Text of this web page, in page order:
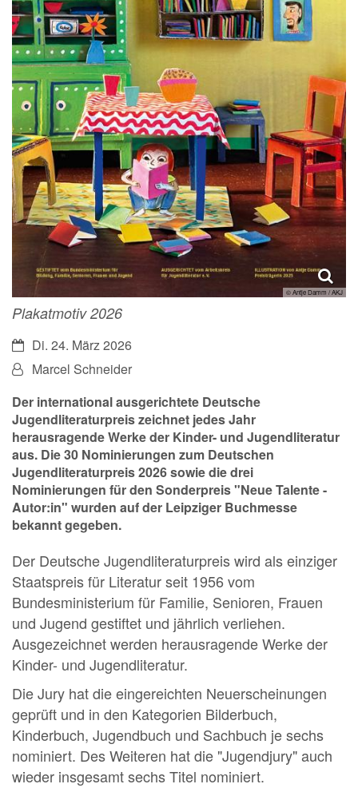
© Antje Damm / AKJ
Plakatmotiv 2026
Datum:Di. 24. März 2026
Von:Marcel Schneider
Der international ausgerichtete Deutsche
Jugendliteraturpreis zeichnet jedes Jahr
herausragende Werke der Kinder- und Jugendliteratur
aus. Die 30 Nominierungen zum Deutschen
Jugendliteraturpreis 2026 sowie die drei
Nominierungen für den Sonderpreis "Neue Talente -
Autor:in" wurden auf der Leipziger Buchmesse
bekannt gegeben.
Der Deutsche Jugendliteraturpreis wird als einziger
Staatspreis für Literatur seit 1956 vom
Bundesministerium für Familie, Senioren, Frauen
und Jugend gestiftet und jährlich verliehen.
Ausgezeichnet werden herausragende Werke der
Kinder- und Jugendliteratur.
Die Jury hat die eingereichten Neuerscheinungen
geprüft und in den Kategorien Bilderbuch,
Kinderbuch, Jugendbuch und Sachbuch je sechs
nominiert. Des Weiteren hat die "Jugendjury" auch
wieder insgesamt sechs Titel nominiert.